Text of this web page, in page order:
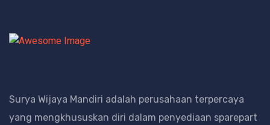
Surya Wijaya Mandiri adalah perusahaan terpercaya
yang mengkhususkan diri dalam penyediaan sparepart